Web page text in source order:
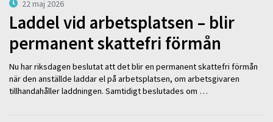
22 maj 2026
Laddel vid arbetsplatsen – blir
permanent skattefri förmån
Nu har riksdagen beslutat att det blir en permanent skattefri förmån
när den anställde laddar el på arbetsplatsen, om arbetsgivaren
tillhandahåller laddningen. Samtidigt beslutades om …